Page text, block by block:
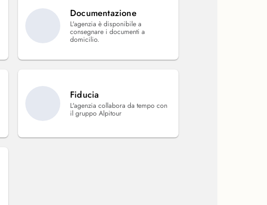
Documentazione
L'agenzia è disponibile a
consegnare i documenti a
domicilio.
Fiducia
L'agenzia collabora da tempo con
il gruppo Alpitour